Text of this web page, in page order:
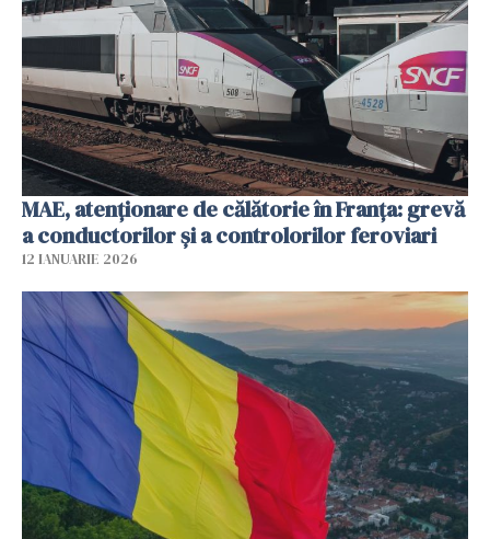
MAE, atenționare de călătorie în Franța: grevă
a conductorilor şi a controlorilor feroviari
12 IANUARIE 2026